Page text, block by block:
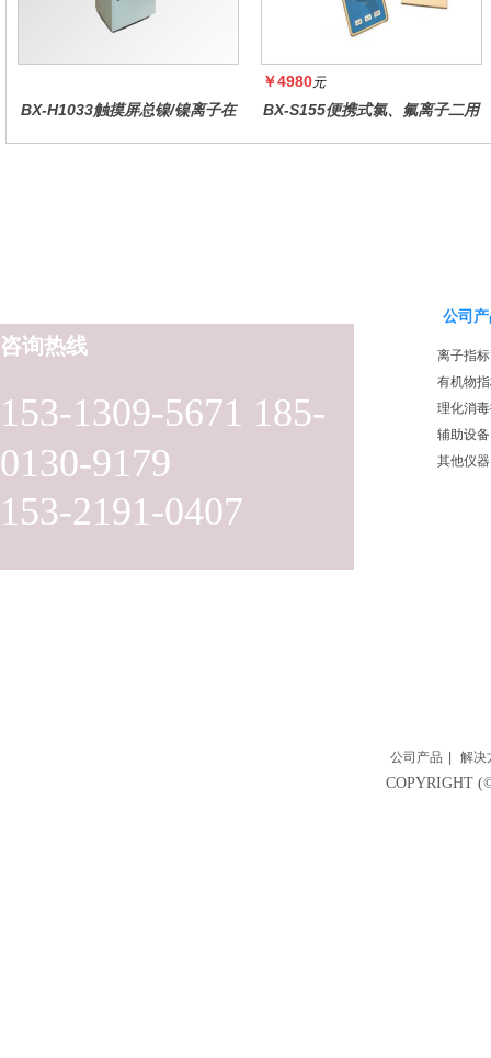
BX-H1033触摸屏总镍/镍离子在
￥4980元
BX-S155便携式氯、氟离子二用
153-1309-5671 185-
0130-9179
153-2191-0407
咨询热线
公司
离子指标
有机物
理化消
辅助设备
其他仪器
公司产品 解决
COPYRIGHT